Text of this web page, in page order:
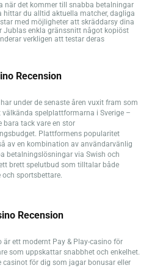
när det kommer till snabba betalningar
hittar du alltid aktuella matcher, dagliga
med möjligheter att skräddarsy dina
Jublas enkla gränssnitt något kopiöst
verkligen att testar deras
Recension
under de senaste åren vuxit fram som
välkända spelplattformarna i Sverige –
bara tack vare en stor
Plattformens popularitet
av en kombination av användarvänlig
betalningslösningar via Swish och
brett spelutbud som tilltalar både
och sportsbettare.
Recension
är ett modernt Pay & Play-casino för
som uppskattar snabbhet och enkelhet.
casinot för dig som jagar bonusar eller